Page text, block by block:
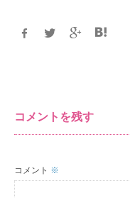
コメントを残す
コメント ※